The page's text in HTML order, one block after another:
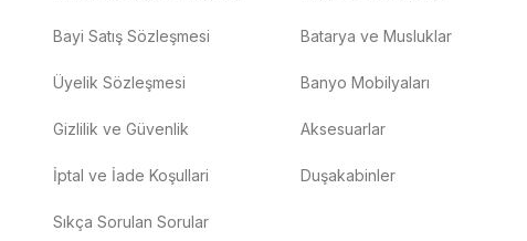
Bayi Satış Sözleşmesi
Üyelik Sözleşmesi
Gizlilik ve Güvenlik
İptal ve İade Koşullari
Sıkça Sorulan Sorular
Batarya ve Musluklar
Banyo Mobilyaları
Aksesuarlar
Duşakabinler